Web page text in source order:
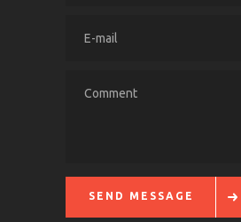
SEND MESSAGE